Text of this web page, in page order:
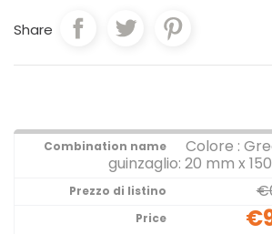
Share
Colore :
guinzaglio: 20 mm x